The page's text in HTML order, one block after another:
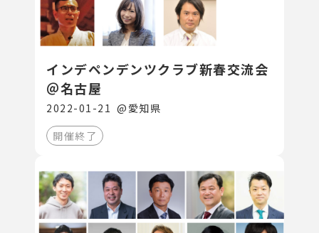
インデペンデンツクラブ新春交流会
＠名古屋
2022-01-21 @ 愛知県
開催終了